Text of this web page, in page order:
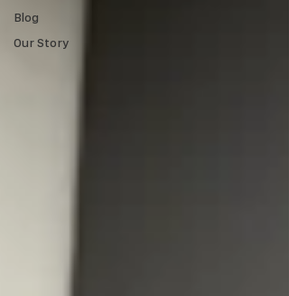
Blog
Our Story